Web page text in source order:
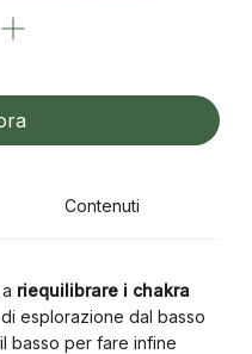
Contenuti
riequilibrare i chakra
esplorazione dal basso
basso per fare infine